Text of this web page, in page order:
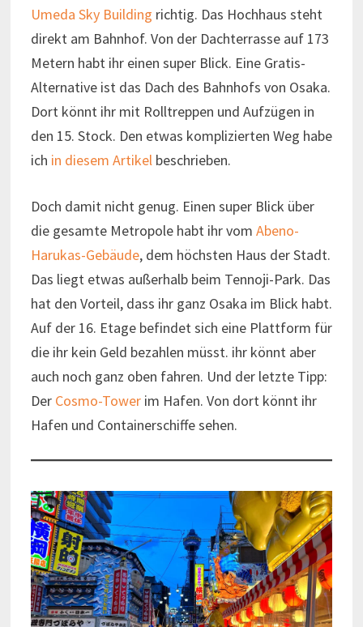
Umeda Sky Building richtig. Das Hochhaus steht
direkt am Bahnhof. Von der Dachterrasse auf 173
Metern habt ihr einen super Blick. Eine Gratis-
Alternative ist das Dach des Bahnhofs von Osaka.
Dort könnt ihr mit Rolltreppen und Aufzügen in
den 15. Stock. Den etwas komplizierten Weg habe
ich in diesem Artikelbeschrieben.
Doch damit nicht genug. Einen super Blick über
die gesamte Metropole habt ihr vom Abeno-
Harukas-Gebäude, dem höchsten Haus der Stadt.
Das liegt etwas außerhalb beim Tennoji-Park. Das
hat den Vorteil, dass ihr ganz Osaka im Blick habt.
Auf der 16. Etage befindet sich eine Plattform für
die ihr kein Geld bezahlen müsst. ihr könnt aber
auch noch ganz oben fahren. Und der letzte Tipp:
Der Cosmo-Tower im Hafen. Von dort könnt ihr
Hafen und Containerschiffe sehen.